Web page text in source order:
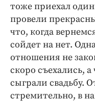
Клиника года
Бренд года
Работодатель
тоже приехал
провели
что, когда
сойдет на нет.
отношения не
скоро съехались,
сыграли свадьбу.
стремительно, в